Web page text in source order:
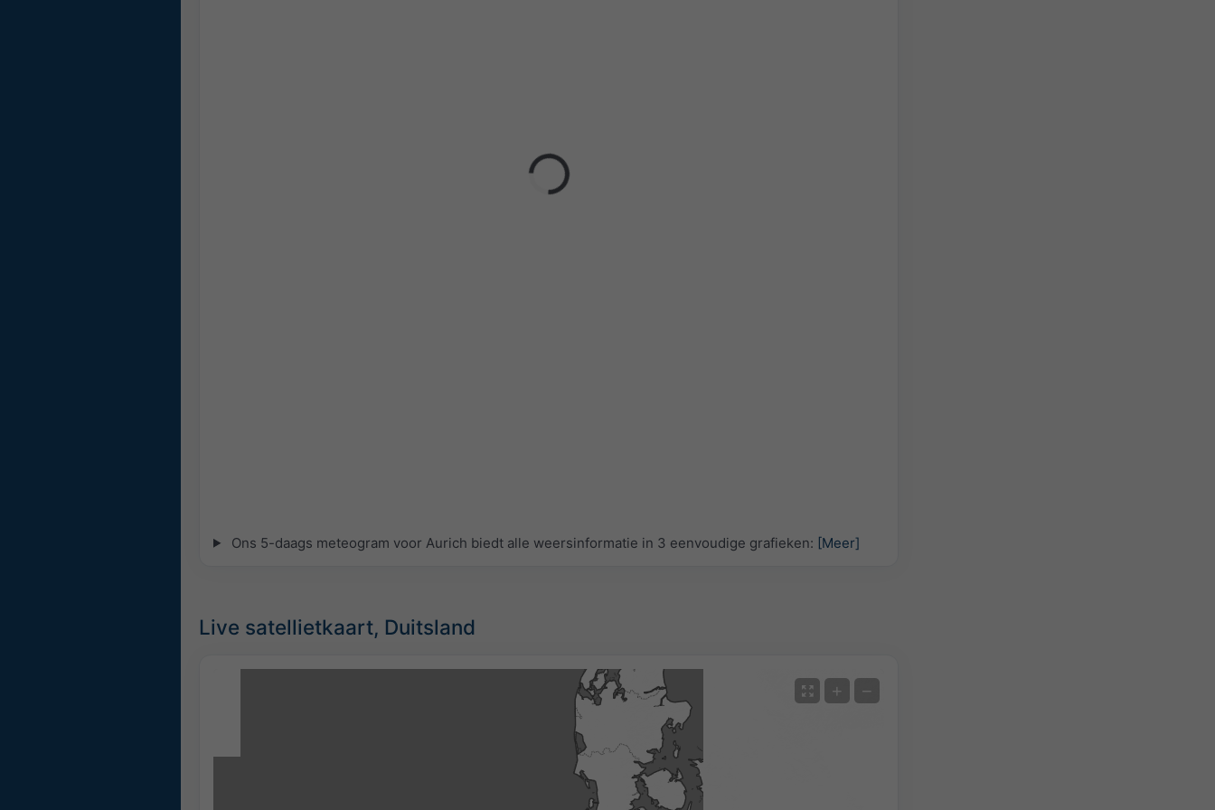
Ons 5-daags meteogram voor Aurich biedt alle weersinformatie in 3 eenvoudige grafieken: [Meer]
Live satellietkaart, Duitsland
+ −